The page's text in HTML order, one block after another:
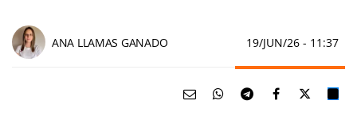
ANA LLAMAS GANADO 19/JUN/26 - 11:37